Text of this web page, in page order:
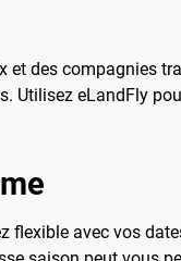
des compagnies
Utilisez eLandFly
flexible avec vos